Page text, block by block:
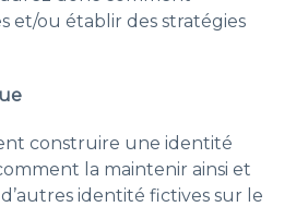
et/ou établir des stratégies
construire une identité
la maintenir ainsi et
identité fictives sur le